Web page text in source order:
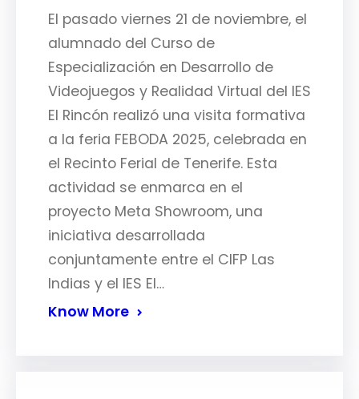
El pasado viernes 21 de noviembre, el
alumnado del Curso de
Especialización en Desarrollo de
Videojuegos y Realidad Virtual del IES
El Rincón realizó una visita formativa
a la feria FEBODA 2025, celebrada en
el Recinto Ferial de Tenerife. Esta
actividad se enmarca en el
proyecto Meta Showroom, una
iniciativa desarrollada
conjuntamente entre el CIFP Las
Indias y el IES El…
Know More